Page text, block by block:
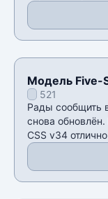
Модель Five-
521
Рады сообщить
снова
CSS v34 отлично